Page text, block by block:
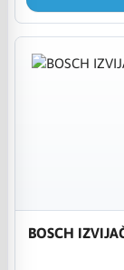
BOSCH